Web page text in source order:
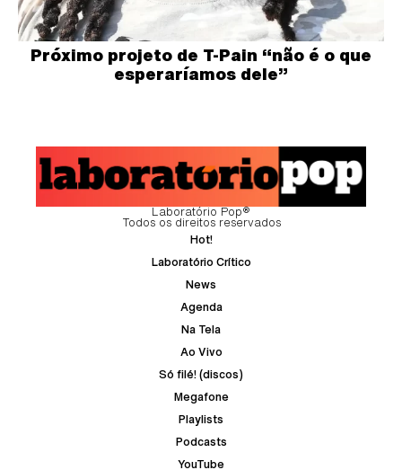
Próximo projeto de T-Pain “não é o que
esperaríamos dele”
Laboratório Pop®
Todos os direitos reservados
Hot!
Laboratório Crítico
News
Agenda
Na Tela
Ao Vivo
Só filé! (discos)
Megafone
Playlists
Podcasts
YouTube